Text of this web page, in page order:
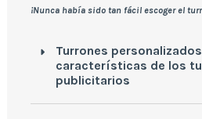
¡Nunca había sido tan fácil escoger el
Turrones
características de los
publicitarios